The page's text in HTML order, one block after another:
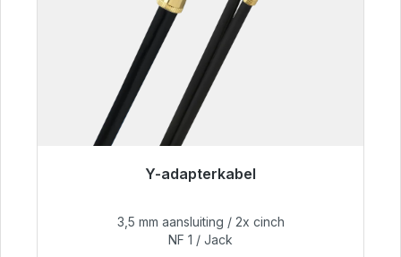
Y-adapterkabel
Klaar voor onmiddellijke verzending, levertijd
€ 54,99
3,5 mm aansluiting / 2x cinch
NF 1 / Jack